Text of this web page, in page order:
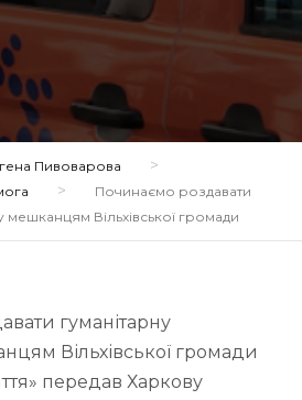
Пивоварова >
>
Починаємо роздавати
мешканцям Вільхівської громади
гуманітарну
Вільхівської громади
передав Харкову